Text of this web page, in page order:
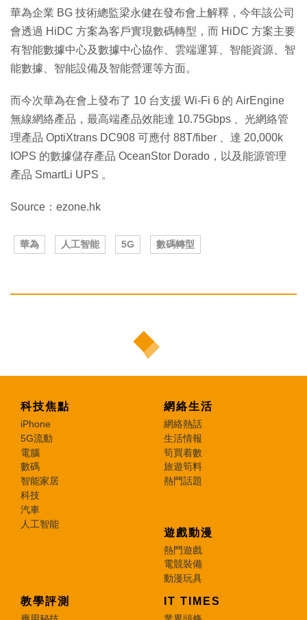
華為企業 BG 技術總監梁永健在發布會上解釋，今年該公司
會透過 HiDC 方案為客戶實現數碼轉型，而 HiDC 方案主要
有智能數據中心及數據中心協作、雲端運算、智能資源、智
能數據、智能設備及智能營運等方面。
而今次華為在會上發布了 10 台支援 Wi-Fi 6 的 AirEngine
無線網絡產品，最高端產品效能達 10.75Gbps 、光網絡管
理產品 OptiXtrans DC908 可應付 88T/fiber 、達 20,000k
IOPS 的數據儲存產品 OceanStor Dorado，以及能源管理
產品 SmartLi UPS 。
Source：ezone.hk
華為 人工智能 5G 數碼轉型
科技焦點
iPhone
5G流動
電腦
數碼
智能家居
科技
汽車
人工智能
網絡生活
網絡熱話
生活情報
筍買着數
旅遊筍料
熱門話題
遊戲動漫
熱門遊戲
電競裝備
動漫玩具
教學評測 IT TIMES